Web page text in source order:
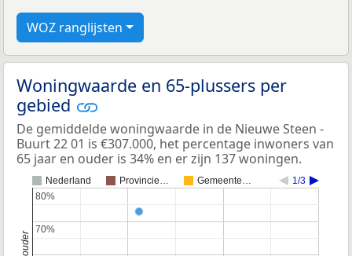
WOZ ranglijsten
Woningwaarde en 65-plussers per
gebied
De gemiddelde woningwaarde in de Nieuwe Steen -
Buurt 22 01 is €307.000, het percentage inwoners van
65 jaar en ouder is 34% en er zijn 137 woningen.
Nederland Provincie… Gemeente… 1/3
70%
70%
80%
80%